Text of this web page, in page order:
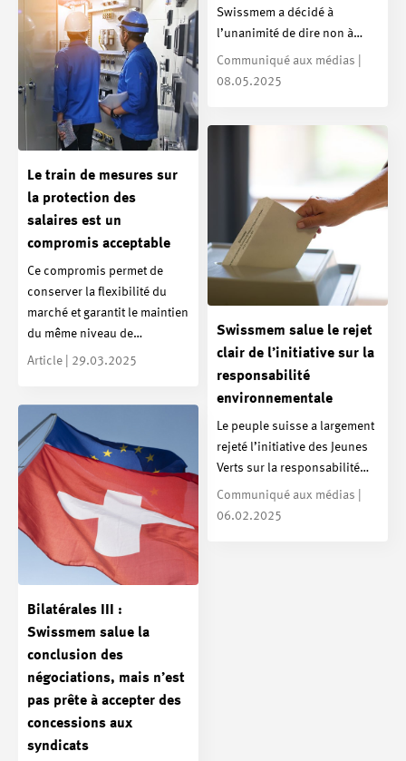
Swissmem a décidé à
l’unanimité de dire non à…
Communiqué aux médias |
08.05.2025
Le train de mesures sur
la protection des
salaires est un
compromis acceptable
Ce compromis permet de
conserver la flexibilité du
marché et garantit le maintien
du même niveau de…
Article | 29.03.2025
Swissmem salue le rejet
clair de l’initiative sur la
responsabilité
environnementale
Le peuple suisse a largement
rejeté l’initiative des Jeunes
Verts sur la responsabilité…
Communiqué aux médias |
06.02.2025
Bilatérales III :
Swissmem salue la
conclusion des
négociations, mais n’est
pas prête à accepter des
concessions aux
syndicats